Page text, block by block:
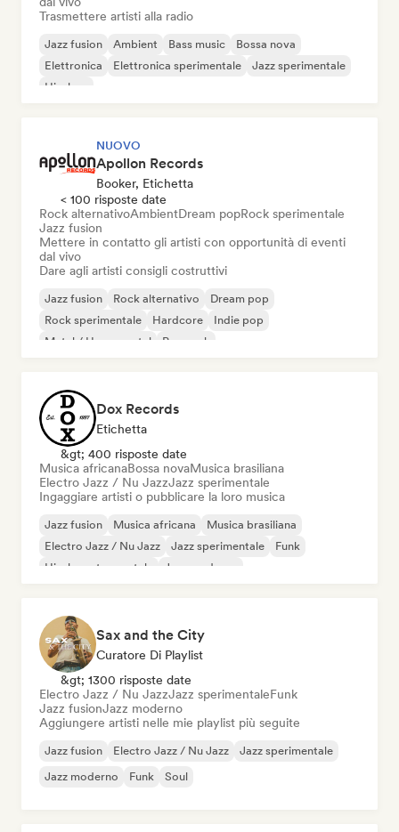
Trasmettere artisti alla radio
Jazz fusion Ambient Bass music
Bossa nova
Elettronica
Elettronica sperimentale
Jazz sperimentale
Hip-hop
NUOVO
Apollon Records
Booker, Etichetta
< 100 risposte date
Rock alternativoAmbientDream popRock sperimentale
Jazz fusion
Mettere in contatto gli artisti con opportunità di eventi
dal vivo
Dare agli artisti consigli costruttivi
Jazz fusion Rock alternativo
Dream pop
Rock sperimentale
Hardcore
Indie pop
Metal / Heavy metal
Pop rock
Dox Records
Etichetta
&gt; 400 risposte date
Musica africanaBossa novaMusica brasiliana
Electro Jazz / Nu JazzJazz sperimentale
Ingaggiare artisti o pubblicare la loro musica
Jazz fusion Musica africana
Musica brasiliana
Electro Jazz / Nu Jazz
Jazz sperimentale
Funk
Hip-hop strumentale
Jazz moderno
Sax and the City
Curatore Di Playlist
&gt; 1300 risposte date
Electro Jazz / Nu JazzJazz sperimentaleFunk
Jazz fusionJazz moderno
Aggiungere artisti nelle mie playlist più seguite
Jazz fusion Electro Jazz / Nu Jazz
Jazz sperimentale
Jazz moderno
Funk Soul